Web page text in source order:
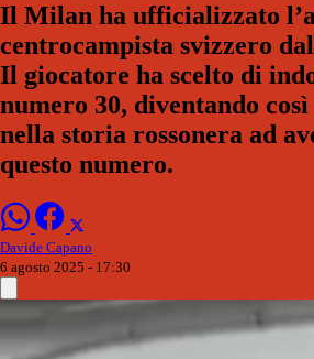
Il Milan ha ufficializzato
centrocampista svizzero
Il giocatore ha scelto di
numero 30, diventando
nella storia rossonera ad
questo numero.
Davide Capano
6 agosto 2025 - 17:30